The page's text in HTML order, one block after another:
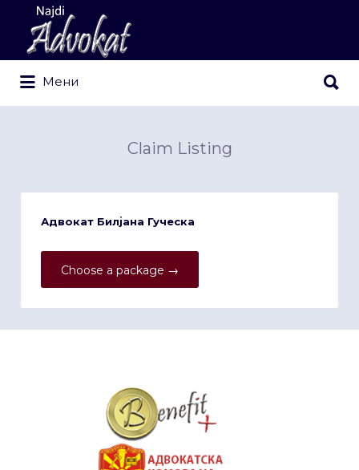
Search
for:
Мени
for:
Claim Listing
Адвокат Билјана Гуческа